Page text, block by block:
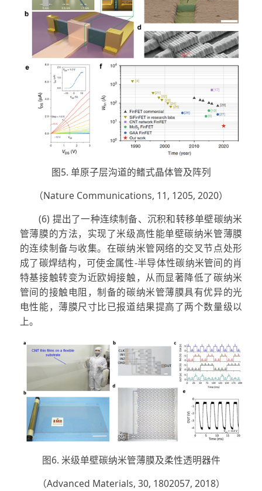
图5. 单原子层沟道的鳍式晶体管及阵列
（Nature Communications, 11, 1205, 2020）
(6) 提出了一种连续制备、沉积和转移单壁碳纳米
管薄膜的方法，实现了米级高性能单壁碳纳米管薄膜
的连续制备与收集。在碳纳米管网络的交叉节点处形
成了碳焊结构，可使金属性-半导体性碳纳米管间的肖
特基接触转变为近欧姆接触，从而显著降低了碳纳米
管间的接触电阻，制备的碳纳米管薄膜具有优异的光
电性能，薄膜尺寸比已报道结果提高了两个数量级以
上。
图6. 米级单壁碳纳米管薄膜及柔性透明器件
（Advanced Materials, 30, 1802057, 2018）